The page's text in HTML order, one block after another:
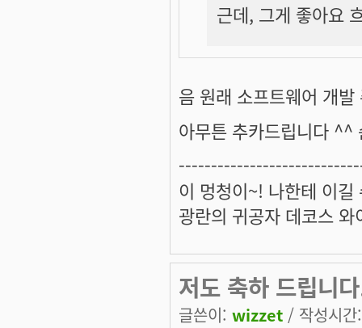
근데, 그게 좋아요
음 원래 소프트웨어 개
아무튼 추카드립니다
이 멍청이~! 나한테 이
광란의 귀공자 데코스
저도 축하 드립
글쓴이: wizzet / 작성시